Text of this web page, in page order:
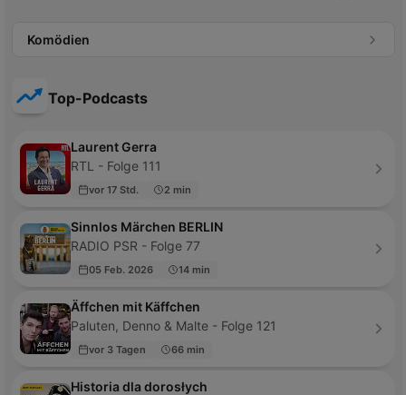
Komödien
Top-Podcasts
Laurent Gerra
RTL - Folge 111
vor 17 Std. 2 min
Sinnlos Märchen BERLIN
RADIO PSR - Folge 77
05 Feb. 2026 14 min
Äffchen mit Käffchen
Paluten, Denno & Malte - Folge 121
vor 3 Tagen 66 min
Historia dla dorosłych